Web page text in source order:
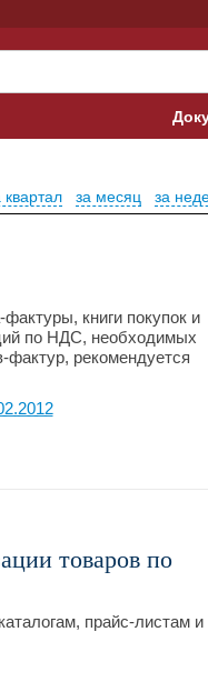
за
за месяц
квартал
книги покупок и
по НДС, необходимых
рекомендуется
товаров по
прайс-листам и